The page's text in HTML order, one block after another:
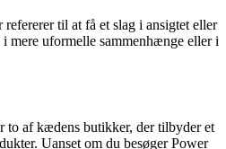
til at få et slag i ansigtet eller
mere uformelle sammenhænge eller i
to af kædens butikker, der tilbyder et
Uanset om du besøger Power